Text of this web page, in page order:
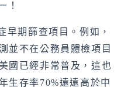
！
早期篩查項目。例如，
並不在公務員體檢項目
國已經非常普及，這也
生存率70%遠遠高於中